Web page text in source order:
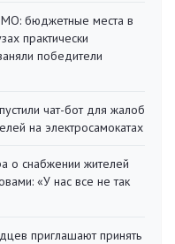
бюджетные места в
практически
победители
чат-бот для жалоб
на электросамокатах
о снабжении жителей
«У нас все не так
приглашают принять